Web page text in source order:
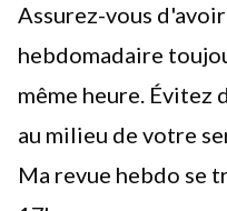
Assurez-vous
hebdomadaire
même heure. Évitez
au milieu de votre
Ma revue hebdo se